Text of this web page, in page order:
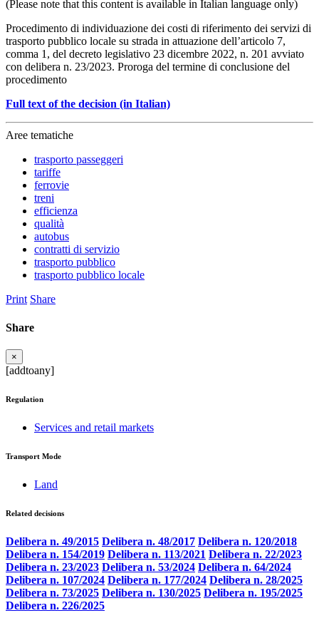
(Please note that this content is available in Italian language only)
Procedimento di individuazione dei costi di riferimento dei servizi di
trasporto pubblico locale su strada in attuazione dell’articolo 7,
comma 1, del decreto legislativo 23 dicembre 2022, n. 201 avviato
con delibera n. 23/2023. Proroga del termine di conclusione del
procedimento
Full text of the decision (in Italian)
Aree tematiche
trasporto passeggeri
tariffe
ferrovie
treni
efficienza
qualità
autobus
contratti di servizio
trasporto pubblico
trasporto pubblico locale
Print Share
Share
×
[addtoany]
Regulation
Services and retail markets
Transport Mode
Land
Related decisions
Delibera n. 49/2015 Delibera n. 48/2017 Delibera n. 120/2018
Delibera n. 154/2019 Delibera n. 113/2021 Delibera n. 22/2023
Delibera n. 23/2023 Delibera n. 53/2024 Delibera n. 64/2024
Delibera n. 107/2024 Delibera n. 177/2024 Delibera n. 28/2025
Delibera n. 73/2025 Delibera n. 130/2025 Delibera n. 195/2025
Delibera n. 226/2025